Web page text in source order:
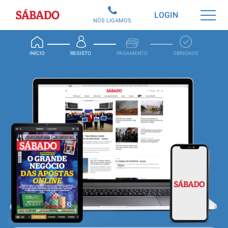
Sábado
INÍCIO REGISTO PAGAMENTO OBRIGADO
LOGIN
NÓS LIGAMOS